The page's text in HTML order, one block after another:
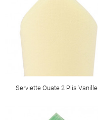
Serviette Ouate 2 Plis Vanille